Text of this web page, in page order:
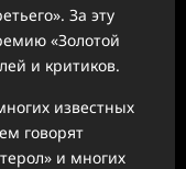
За эту
«Золотой
и критиков.
известных
говорят
и многих